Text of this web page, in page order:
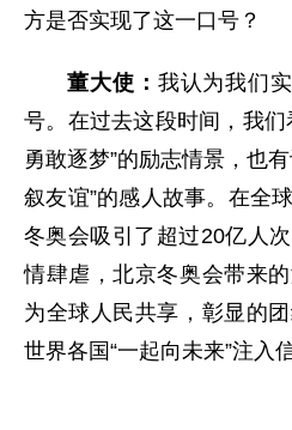
方是否实现了这一口号？
董大使： 我认为我们
号。在过去这段时间，我们
勇敢逐梦”的励志情景，也
叙友谊”的感人故事。在全
冬奥会吸引了超过20亿人
情肆虐，北京冬奥会带来
为全球人民共享，彰显的
世界各国“一起向未来”注入